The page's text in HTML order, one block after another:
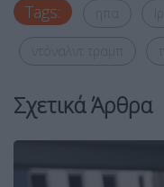
Tags:
Σχετικά Άρθρα